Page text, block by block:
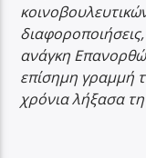
ανάγκη
επίσημη γραμμή
χρόνια λήξασα